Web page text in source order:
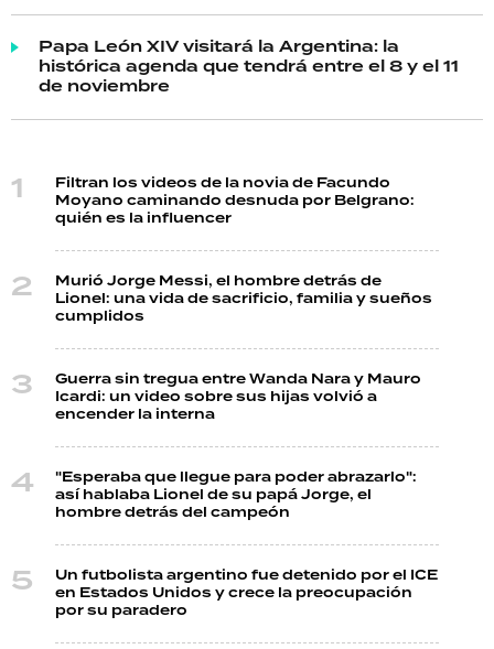
Papa León XIV visitará la Argentina: la
histórica agenda que tendrá entre el 8 y el 11
de noviembre
Filtran los videos de la novia de Facundo
Moyano caminando desnuda por Belgrano:
quién es la influencer
Murió Jorge Messi, el hombre detrás de
Lionel: una vida de sacrificio, familia y sueños
cumplidos
Guerra sin tregua entre Wanda Nara y Mauro
Icardi: un video sobre sus hijas volvió a
encender la interna
"Esperaba que llegue para poder abrazarlo":
así hablaba Lionel de su papá Jorge, el
hombre detrás del campeón
Un futbolista argentino fue detenido por el ICE
en Estados Unidos y crece la preocupación
por su paradero